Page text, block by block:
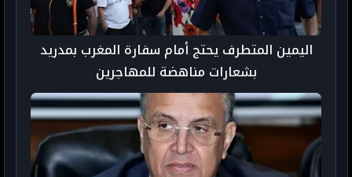
اليمين المتطرف يحتج أمام سفارة المغرب بمدريد
بشعارات مناهضة للمهاجرين